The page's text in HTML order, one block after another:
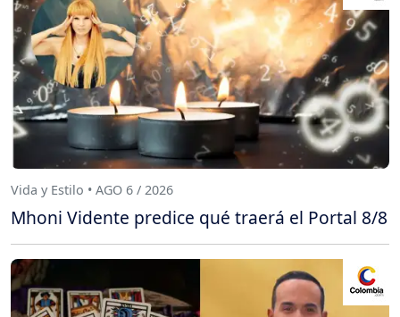
Vida y Estilo • AGO 6 / 2026
Mhoni Vidente predice qué traerá el Portal 8/8